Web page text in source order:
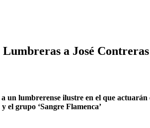
a José
un lumbrerense ilustre en el que
el grupo ‘Sangre Flamenca’